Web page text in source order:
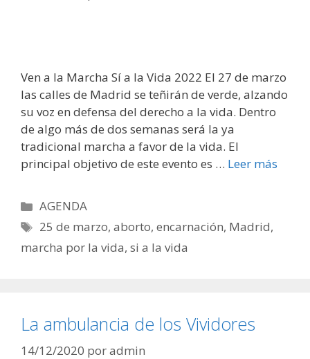
Ven a la Marcha Sí a la Vida 2022 El 27 de marzo
las calles de Madrid se teñirán de verde, alzando
su voz en defensa del derecho a la vida. Dentro
de algo más de dos semanas será la ya
tradicional marcha a favor de la vida. El
principal objetivo de este evento es … Leer más
Categorías
AGENDA
Etiquetas
25 de marzo,aborto,encarnación, Madrid,
marcha por la vida, si a la vida
La ambulancia de los Vividores
14/12/2020 poradmin